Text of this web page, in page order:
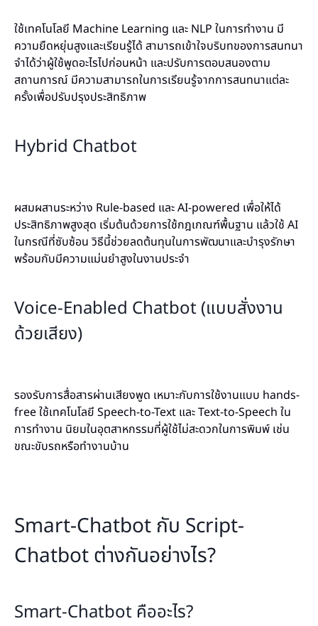
ใช้เทคโนโลยี Machine Learning และ NLP ในการทำงาน มี
ความยืดหยุ่นสูงและเรียนรู้ได้ สามารถเข้าใจบริบทของการสนทนา
จำได้ว่าผู้ใช้พูดอะไรไปก่อนหน้า และปรับการตอบสนองตาม
สถานการณ์ มีความสามารถในการเรียนรู้จากการสนทนาแต่ละ
ครั้งเพื่อปรับปรุงประสิทธิภาพ
Hybrid Chatbot
ผสมผสานระหว่าง Rule-based และ AI-powered เพื่อให้ได้
ประสิทธิภาพสูงสุด เริ่มต้นด้วยการใช้กฎเกณฑ์พื้นฐาน แล้วใช้ AI
ในกรณีที่ซับซ้อน วิธีนี้ช่วยลดต้นทุนในการพัฒนาและบำรุงรักษา
พร้อมกับมีความแม่นยำสูงในงานประจำ
Voice-Enabled Chatbot (แบบสั่งงาน
ด้วยเสียง)
รองรับการสื่อสารผ่านเสียงพูด เหมาะกับการใช้งานแบบ hands-
free ใช้เทคโนโลยี Speech-to-Text และ Text-to-Speech ใน
การทำงาน นิยมในอุตสาหกรรมที่ผู้ใช้ไม่สะดวกในการพิมพ์ เช่น
ขณะขับรถหรือทำงานบ้าน
Smart-Chatbot กับ Script-
Chatbot ต่างกันอย่างไร?
Smart-Chatbot คืออะไร?